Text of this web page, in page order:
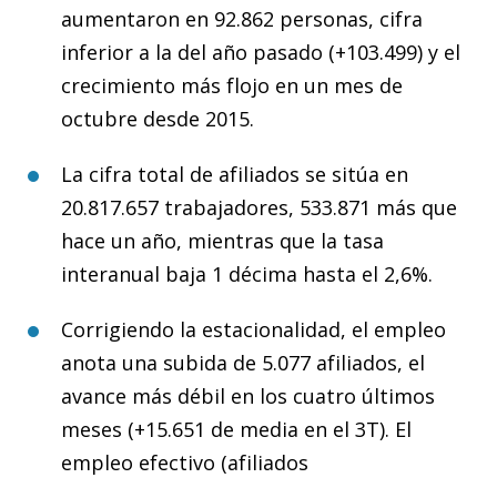
aumentaron en 92.862 personas, cifra
inferior a la del año pasado (+103.499) y el
crecimiento más flojo en un mes de
octubre desde 2015.
La cifra total de afiliados se sitúa en
20.817.657 trabajadores, 533.871 más que
hace un año, mientras que la tasa
interanual baja 1 décima hasta el 2,6%.
Corrigiendo la estacionalidad, el empleo
anota una subida de 5.077 afiliados, el
avance más débil en los cuatro últimos
meses (+15.651 de media en el 3T). El
empleo efectivo (afiliados